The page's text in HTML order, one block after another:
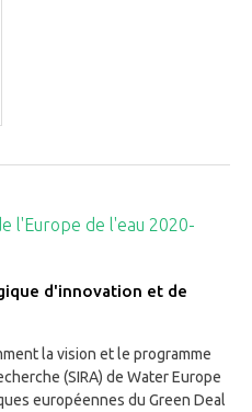
l'Europe de l'eau 2020-
d'innovation et de
la vision et le programme
(SIRA) de Water Europe
européennes du Green Deal